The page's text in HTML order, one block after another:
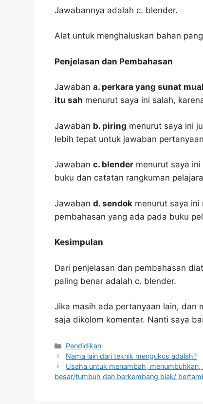
Jawabannya adalah c. blender.
Alat untuk menghaluskan bahan
Penjelasan dan Pembahasan
Jawaban a. perkara yang sunat
itu sah menurut saya ini salah,
Jawaban b. piring menurut saya ini
lebih tepat untuk jawaban
Jawaban c. blender menurut saya
buku dan catatan rangkuman
Jawaban d. sendok menurut saya ini
pembahasan yang ada pada buku
Kesimpulan
Dari penjelasan dan pembahasan
paling benar adalah c. blender.
Jika masih ada pertanyaan lain, dan
saja dikolom komentar. Nanti saya
Kategori
Pendidikan
Nama lain dari teknik mengukus adalah?
Usaha untuk menambah,
besar/tumbuh dan berkembang biak/